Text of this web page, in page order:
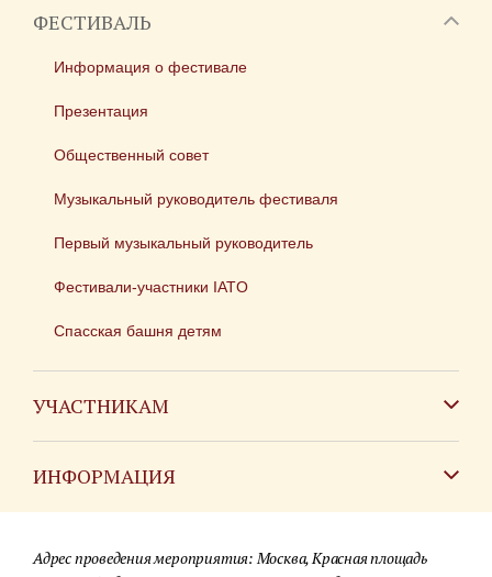
ФЕСТИВАЛЬ
Информация о фестивале
Презентация
Общественный совет
Музыкальный руководитель фестиваля
Первый музыкальный руководитель
Фестивали-участники IATO
Спасская башня детям
УЧАСТНИКАМ
ИНФОРМАЦИЯ
Для СМИ
Адрес проведения мероприятия: Москва, Красная площадь